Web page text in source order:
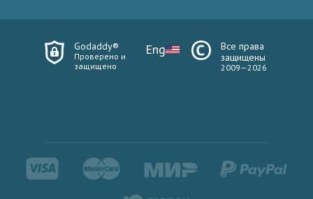
Godaddy®
Проверено и
защищено
Eng
Все права
защищены
2009—2026